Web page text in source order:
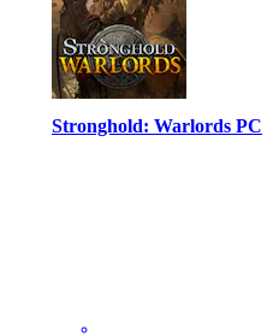
Stronghold: Warlords PC